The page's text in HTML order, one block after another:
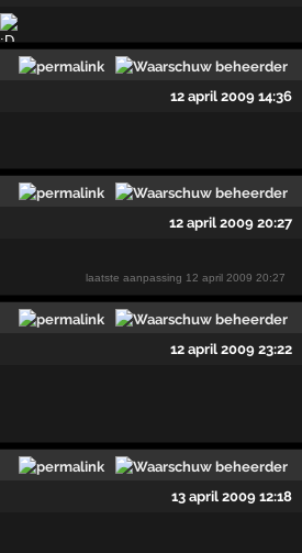
12 april 2009 14:36
12 april 2009 20:27
laatste aanpassing 12 april 2009 20:27
12 april 2009 23:22
13 april 2009 12:18